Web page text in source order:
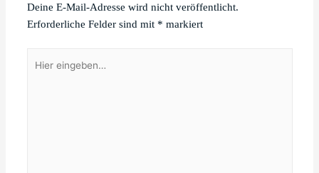
Deine E-Mail-Adresse wird nicht veröffentlicht.
Erforderliche Felder sind mit * markiert
eingeben…